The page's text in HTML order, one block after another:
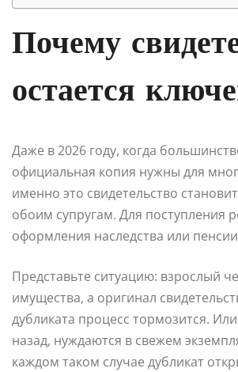
Почему
остается
Даже в 2026 году, когда
официальная копия нужны для
именно это свидетельство
обоим супругам. Для поступления
оформления наследства или
Представьте ситуацию: взрослый
имущества, а оригинал
дубликата процесс тормозится.
назад, нуждаются в свежем
каждом таком случае дубликат